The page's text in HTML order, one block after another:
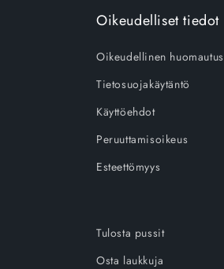
Oikeudelliset tiedot
Oikeudellinen huomautus
Tietosuojakäytäntö
Käyttöehdot
Peruuttamisoikeus
Esteettömyys
Tulosta pussit
Osta laukkuja